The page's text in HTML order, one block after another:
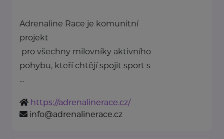
Adrenaline Race je komunitní
projekt
pro všechny milovníky aktivního
pohybu, kteří chtějí spojit sport s
...
https://adrenalinerace.cz/
info@adrenalinerace.cz